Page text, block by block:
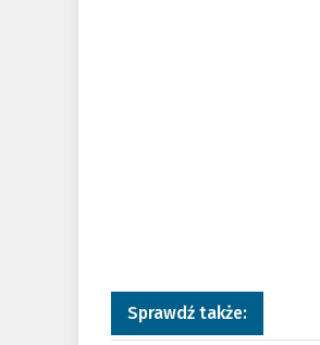
Sprawdź także: